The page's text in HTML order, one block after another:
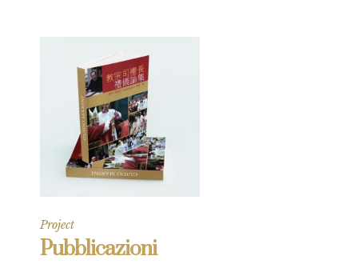
Project
Pubblicazioni